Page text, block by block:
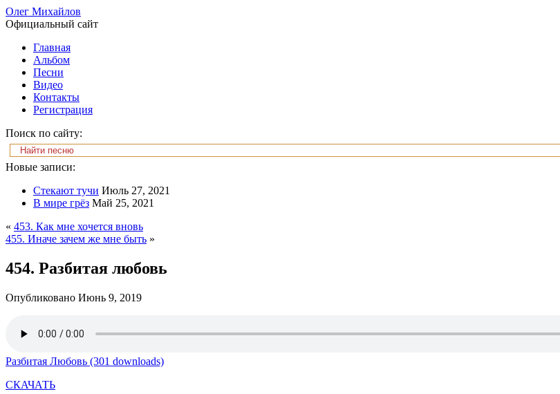
Олег Михайлов
Официальный сайт
Главная
Альбом
Песни
Видео
Контакты
Регистрация
Поиск по сайту:
Новые записи:
Стекают тучи Июль 27, 2021
В мире грёз Май 25, 2021
« 453. Как мне хочется вновь
455. Иначе зачем же мне быть »
454. Разбитая любовь
Опубликовано Июнь 9, 2019
Разбитая Любовь (301 downloads)
СКАЧАТЬ